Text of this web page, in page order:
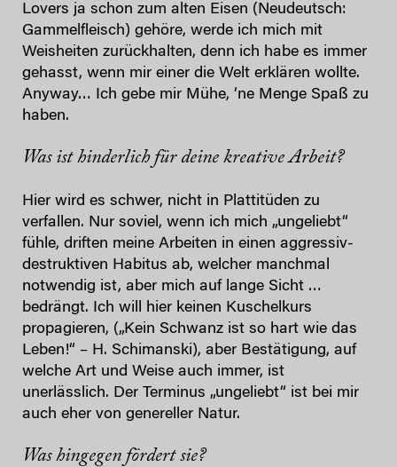
Lovers ja schon zum alten Eisen (Neudeutsch:
Gammelfleisch) gehöre, werde ich mich mit
Weisheiten zurückhalten, denn ich habe es immer
gehasst, wenn mir einer die Welt erklären wollte.
Anyway… Ich gebe mir Mühe, ‘ne Menge Spaß zu
haben.
Was ist hinderlich für deine kreative Arbeit?
Hier wird es schwer, nicht in Plattitüden zu
verfallen. Nur soviel, wenn ich mich „ungeliebt“
fühle, driften meine Arbeiten in einen aggressiv-
destruktiven Habitus ab, welcher manchmal
notwendig ist, aber mich auf lange Sicht …
bedrängt. Ich will hier keinen Kuschelkurs
propagieren, („Kein Schwanz ist so hart wie das
Leben!“ – H. Schimanski), aber Bestätigung, auf
welche Art und Weise auch immer, ist
unerlässlich. Der Terminus „ungeliebt“ ist bei mir
auch eher von genereller Natur.
Was hingegen fördert sie?